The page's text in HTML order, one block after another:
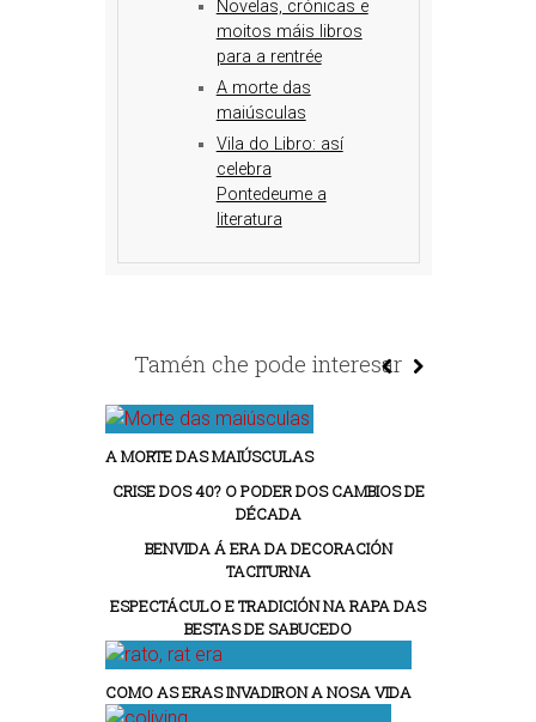
Novelas, crónicas e
moitos máis libros
para a rentrée
A morte das
maiúsculas
Vila do Libro: así
celebra
Pontedeume a
literatura
Tamén che pode interesar
A MORTE DAS MAIÚSCULAS
CRISE DOS 40? O PODER DOS CAMBIOS DE
DÉCADA
BENVIDA Á ERA DA DECORACIÓN
TACITURNA
ESPECTÁCULO E TRADICIÓN NA RAPA DAS
BESTAS DE SABUCEDO
COMO AS ERAS INVADIRON A NOSA VIDA